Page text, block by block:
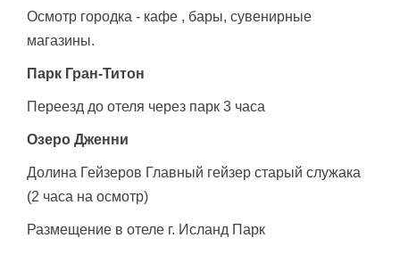
Осмотр городка - кафе , бары, сувенирные
магазины.
Парк Гран-Титон
Переезд до отеля через парк 3 часа
Озеро Дженни
Долина Гейзеров Главный гейзер старый служака
(2 часа на осмотр)
Размещение в отеле г. Исланд Парк